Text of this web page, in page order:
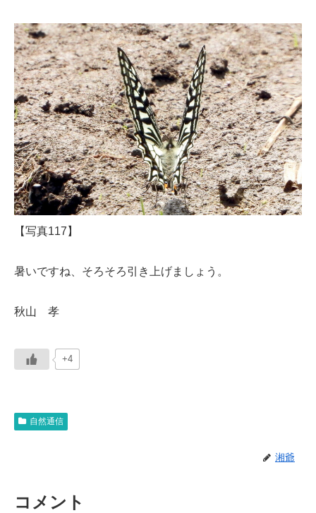
【写真117】
暑いですね、そろそろ引き上げましょう。
秋山 孝
+4
自然通信
湘爺
コメント